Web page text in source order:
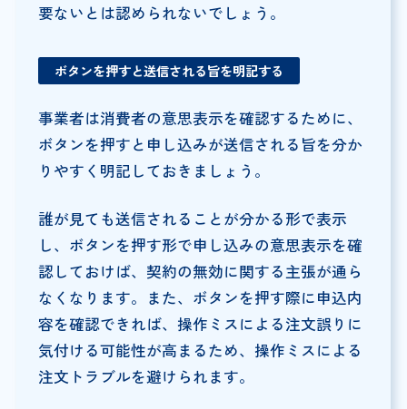
要ないとは認められないでしょう。
ボタンを押すと送信される旨を明記する
事業者は消費者の意思表示を確認するために、
ボタンを押すと申し込みが送信される旨を分か
りやすく明記しておきましょう。
誰が見ても送信されることが分かる形で表示
し、ボタンを押す形で申し込みの意思表示を確
認しておけば、契約の無効に関する主張が通ら
なくなります。また、ボタンを押す際に申込内
容を確認できれば、操作ミスによる注文誤りに
気付ける可能性が高まるため、操作ミスによる
注文トラブルを避けられます。